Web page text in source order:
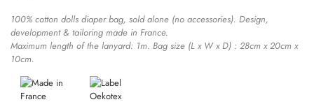
100% cotton dolls diaper bag, sold alone (no accessories). Design,
development & tailoring made in France.
Maximum length of the lanyard: 1m. Bag size (L x W x D) : 28cm x 20cm x
10cm.